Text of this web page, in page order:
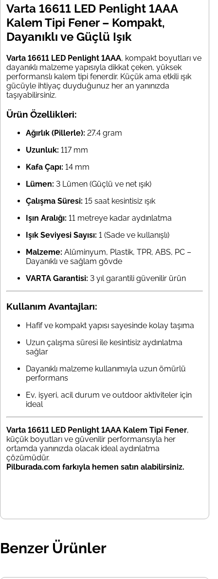
Varta 16611 LED Penlight 1AAA
Kalem Tipi Fener – Kompakt,
Dayanıklı ve Güçlü Işık
Varta 16611 LED Penlight 1AAA, kompakt boyutları ve
dayanıklı malzeme yapısıyla dikkat çeken, yüksek
performanslı kalem tipi fenerdir. Küçük ama etkili ışık
gücüyle ihtiyaç duyduğunuz her an yanınızda
taşıyabilirsiniz.
Ürün Özellikleri:
Ağırlık (Pillerle): 27.4 gram
Uzunluk: 117 mm
Kafa Çapı: 14 mm
Lümen: 3 Lümen (Güçlü ve net ışık)
Çalışma Süresi: 15 saat kesintisiz ışık
Işın Aralığı: 11 metreye kadar aydınlatma
Işık Seviyesi Sayısı: 1 (Sade ve kullanışlı)
Malzeme: Alüminyum, Plastik, TPR, ABS, PC –
Dayanıklı ve sağlam gövde
VARTA Garantisi: 3 yıl garantili güvenilir ürün
Kullanım Avantajları:
Hafif ve kompakt yapısı sayesinde kolay taşıma
Uzun çalışma süresi ile kesintisiz aydınlatma
sağlar
Dayanıklı malzeme kullanımıyla uzun ömürlü
performans
Ev, işyeri, acil durum ve outdoor aktiviteler için
ideal
Varta 16611 LED Penlight 1AAA Kalem Tipi Fener,
küçük boyutları ve güvenilir performansıyla her
ortamda yanınızda olacak ideal aydınlatma
çözümüdür.
Pilburada.com farkıyla hemen satın alabilirsiniz.
Benzer Ürünler